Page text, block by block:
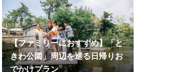
【ファミリーにおすすめ】「と
きわ公園」周辺を巡る日帰りお
でかけプラン